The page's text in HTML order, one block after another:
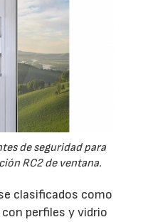
de seguridad para
RC2 de ventana.
clasificados como
perfiles y vidrio